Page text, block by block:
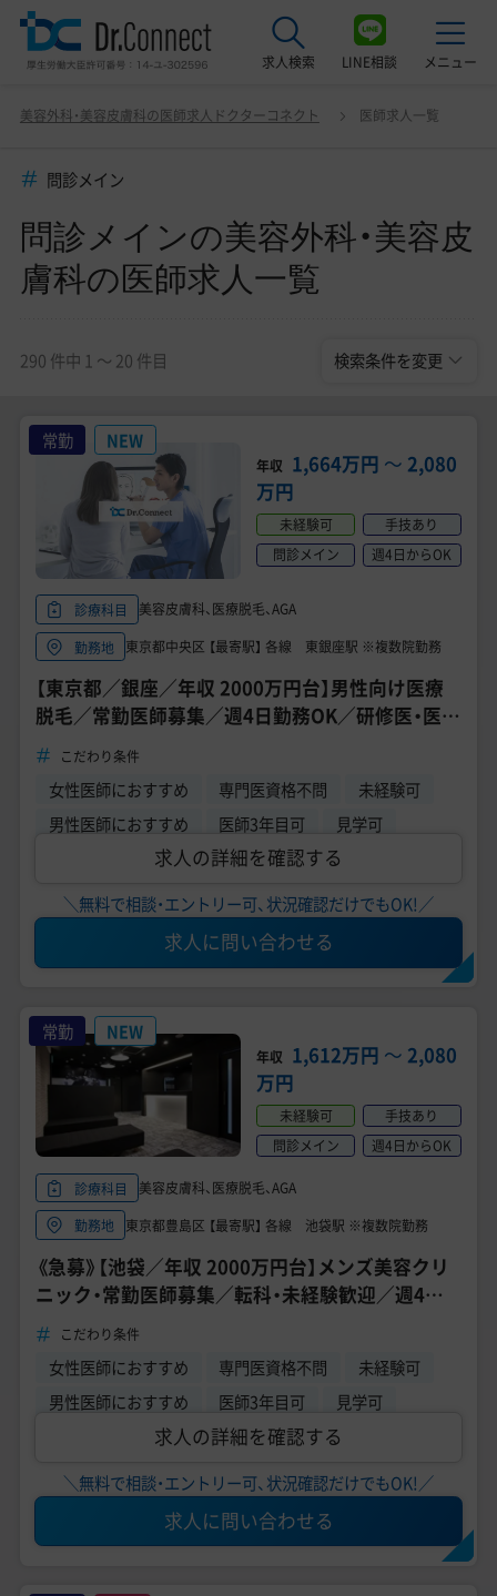
求人検索 LINE相談 メニュー
美容クリニック見学ご希望の方はこちら
サービス紹介
ドクターコネクトの強み
非常勤・アルバイト求人一覧
美容医療医師の転職お役立ちコンテンツ
美容クリニック見学・研修情報
美容外科・美容皮膚科の医師転職体験談
美容クリニックインタビュー
美容医療の転職お役立ち記事
美容医療辞典
医師採用ご担当者様・その他問い合わせ
美容外科・美容皮膚科の医師求人ドクターコネクト 医師求人一覧
問診メイン
問診メインの美容外科・美容皮
膚科の医師求人一覧
290 件中 1 〜 20 件目 検索条件を変更
問診メインの美容外科・美容皮膚科の医師求人一覧 変更
常勤 NEW
年収 1,664万円 〜 2,080
万円
未経験可
手技あり
問診メイン
週4日からOK
診療科目
美容皮膚科、医療脱毛、AGA
勤務地
東京都中央区 【最寄駅】 各線 東銀座駅 ※複数院勤務
【東京都／銀座／年収 2000万円台】男性向け医療
脱毛／常勤医師募集／週4日勤務OK／研修医・医師
3年目応募可能
こだわり条件
女性医師におすすめ 専門医資格不問
未経験可
男性医師におすすめ
医師3年目可 見学可
求人の詳細を確認する
＼無料で相談・エントリー可、状況確認だけでもOK!／
求人に問い合わせる
常勤 NEW
年収 1,612万円 〜 2,080
万円
未経験可
手技あり
問診メイン
週4日からOK
診療科目
美容皮膚科、医療脱毛、AGA
勤務地
東京都豊島区 【最寄駅】 各線 池袋駅 ※複数院勤務
《急募》【池袋／年収 2000万円台】メンズ美容クリ
ニック・常勤医師募集／転科・未経験歓迎／週4日
～勤務OK《ゴリラクリニック 池袋院》
こだわり条件
女性医師におすすめ 専門医資格不問
未経験可
男性医師におすすめ
医師3年目可 見学可
求人の詳細を確認する
＼無料で相談・エントリー可、状況確認だけでもOK!／
求人に問い合わせる